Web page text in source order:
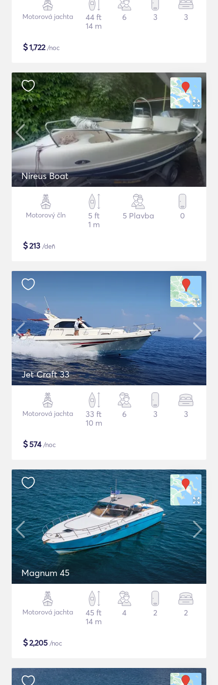
Motorová jachta
44 ft
14 m
6 3 3
$1,722/noc
Nireus Boat
Motorový čln
5 ft
1 m
5 Plavba 0
$213 /deň
Jet Craft 33
Motorová jachta
33 ft
10 m
6 3 3
$574/noc
Magnum 45
Motorová jachta
45 ft
14 m
4 2 2
$2,205 /noc